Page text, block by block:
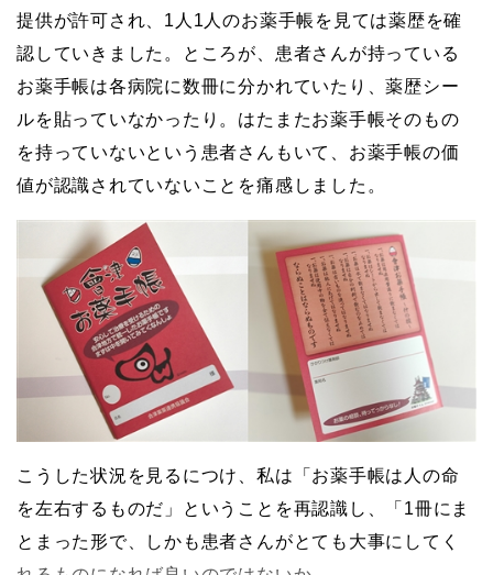
提供が許可され、1人1人のお薬手帳を見ては薬歴を確
認していきました。ところが、患者さんが持っている
お薬手帳は各病院に数冊に分かれていたり、薬歴シー
ルを貼っていなかったり。はたまたお薬手帳そのもの
を持っていないという患者さんもいて、お薬手帳の価
値が認識されていないことを痛感しました。
こうした状況を見るにつけ、私は「お薬手帳は人の命
を左右するものだ」ということを再認識し、「1冊にま
とまった形で、しかも患者さんがとても大事にしてく